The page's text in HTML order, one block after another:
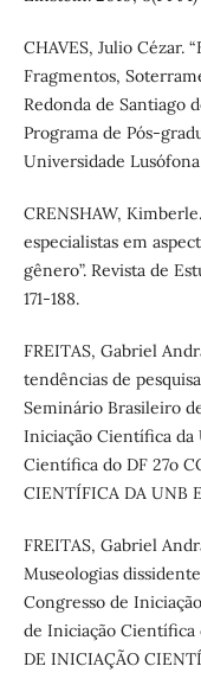
CHAVES, Julio Cézar.
Fragmentos,
Redonda de Santiago
Programa de Pós-
Universidade
CRENSHAW,
especialistas em
gênero”. Revista de
171-188.
FREITAS, Gabriel
tendências de
Seminário Brasileiro
Iniciação Científica da
Científica do DF 27o
CIENTÍFICA DA UNB
FREITAS, Gabriel
Museologias
Congresso de
de Iniciação Científica
DE INICIAÇÃO